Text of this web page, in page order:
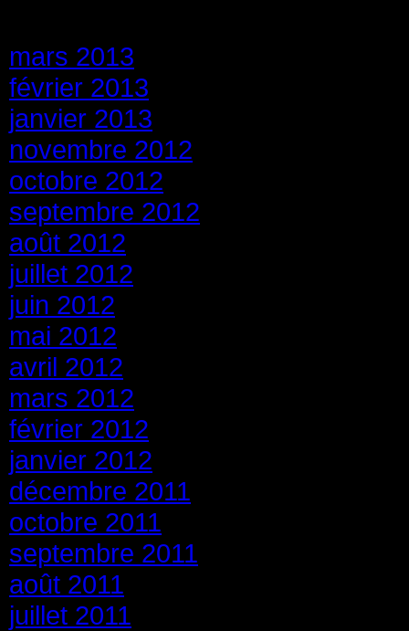
mars 2013
février 2013
janvier 2013
novembre 2012
octobre 2012
septembre 2012
août 2012
juillet 2012
juin 2012
mai 2012
avril 2012
mars 2012
février 2012
janvier 2012
décembre 2011
octobre 2011
septembre 2011
août 2011
juillet 2011